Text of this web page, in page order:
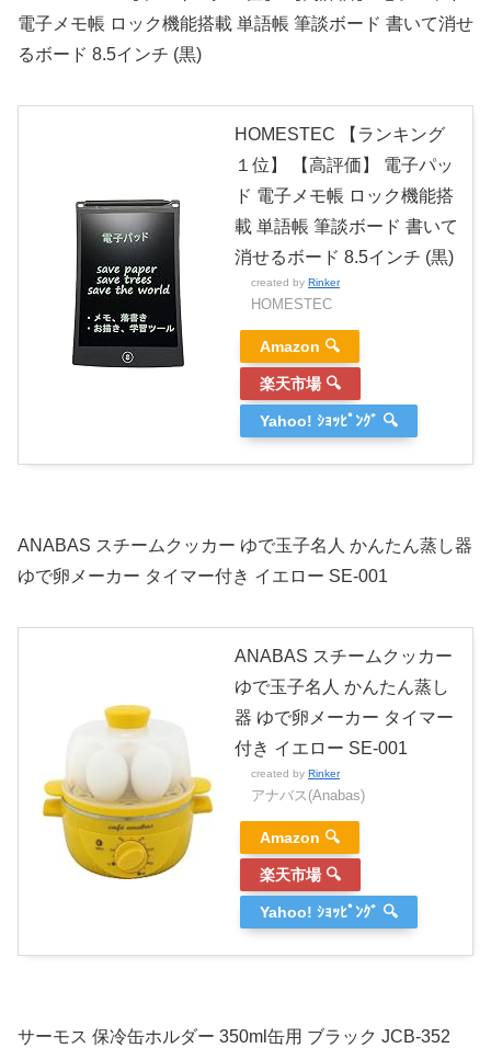
電子メモ帳 ロック機能搭載 単語帳 筆談ボード 書いて消せ
るボード 8.5インチ (黒)
HOMESTEC 【ランキング
１位】 【高評価】 電子パッ
ド 電子メモ帳 ロック機能搭
載 単語帳 筆談ボード 書いて
消せるボード 8.5インチ (黒)
created by Rinker
HOMESTEC
Amazon 🔍
楽天市場 🔍
Yahoo! ｼｮｯﾋﾟﾝｸﾞ 🔍
ANABAS スチームクッカー ゆで玉子名人 かんたん蒸し器
ゆで卵メーカー タイマー付き イエロー SE-001
ANABAS スチームクッカー
ゆで玉子名人 かんたん蒸し
器 ゆで卵メーカー タイマー
付き イエロー SE-001
created by Rinker
アナバス(Anabas)
Amazon 🔍
楽天市場 🔍
Yahoo! ｼｮｯﾋﾟﾝｸﾞ 🔍
サーモス 保冷缶ホルダー 350ml缶用 ブラック JCB-352